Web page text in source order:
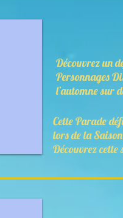
Découvrez un
Personnages
l’automne sur
Cette Parade
lors de la
Découvrez cette